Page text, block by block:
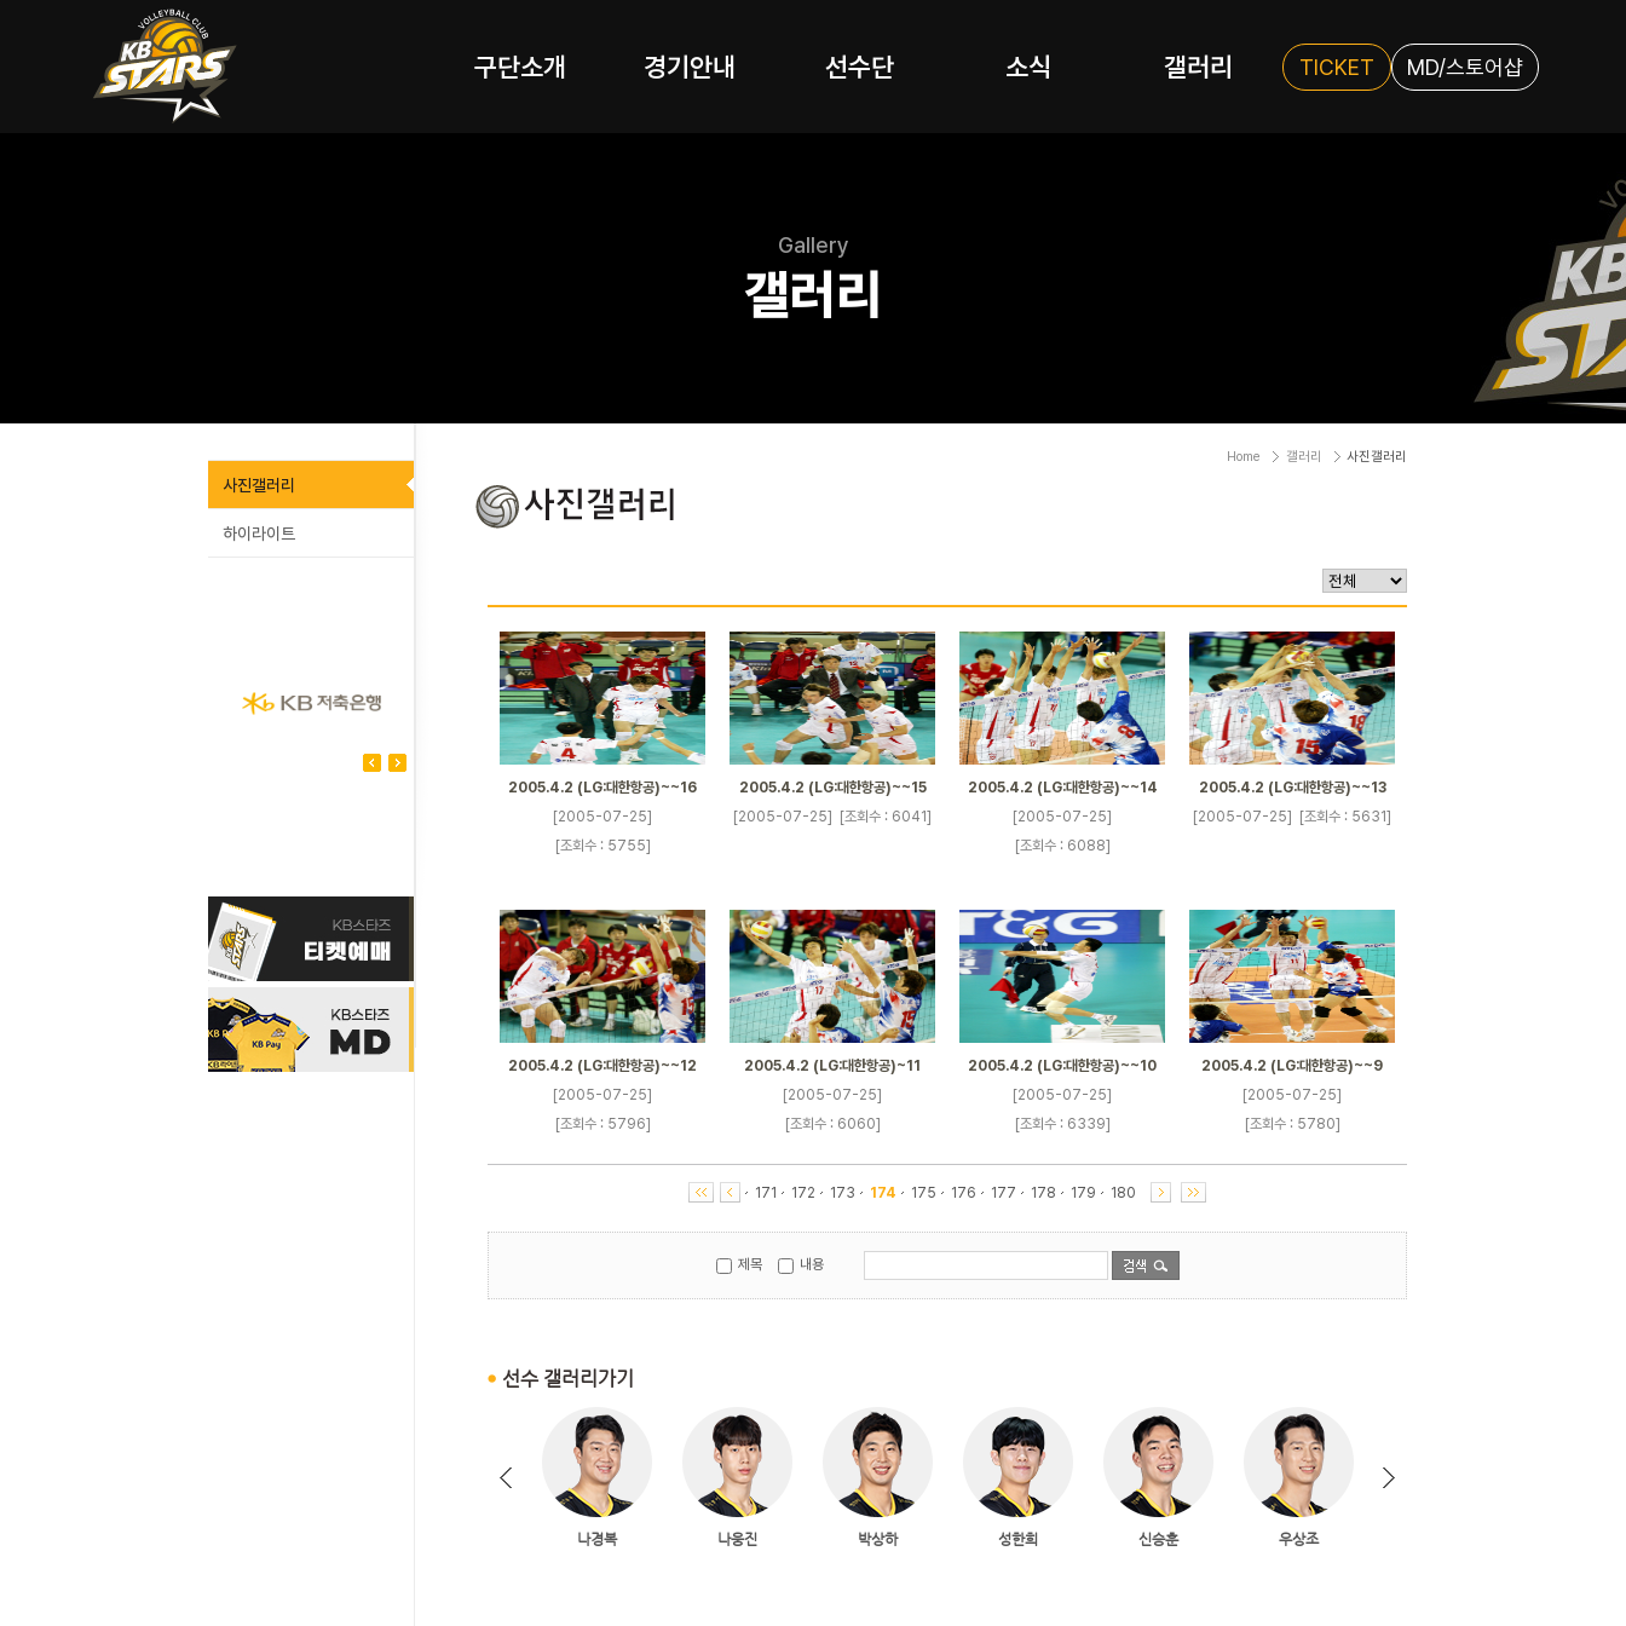
구단소개 경기안내 선수단 소식 갤러리 TICKET MD/스토어샵
사진갤러리
하이라이트
Home 갤러리 사진갤러리
2005.4.2 (LG:대한항공)~~16
[2005-07-25]
[조회수 : 5755]
2005.4.2 (LG:대한항공)~~15
[2005-07-25]
[조회수 : 6041]
2005.4.2 (LG:대한항공)~~14
[2005-07-25]
[조회수 : 6088]
2005.4.2 (LG:대한항공)~~13
[2005-07-25]
[조회수 : 5631]
2005.4.2 (LG:대한항공)~~12
[2005-07-25]
[조회수 : 5796]
2005.4.2 (LG:대한항공)~11
[2005-07-25]
[조회수 : 6060]
2005.4.2 (LG:대한항공)~~10
[2005-07-25]
[조회수 : 6339]
2005.4.2 (LG:대한항공)~~9
[2005-07-25]
[조회수 : 5780]
171 172 173 174 175 176 177 178 179 180
제목 내용